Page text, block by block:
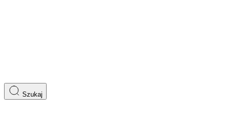
Szukaj